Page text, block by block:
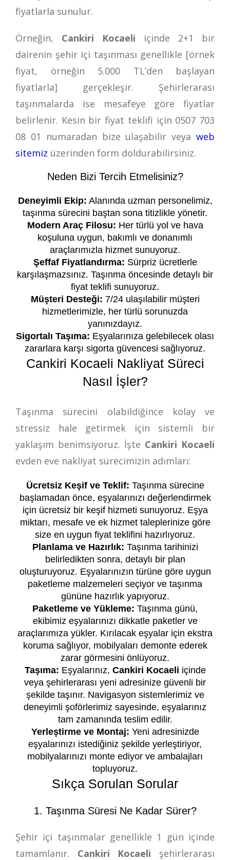
fiyatlarla sunulur.
Örneğin, Cankiri Kocaeli içinde 2+1 bir
dairenin şehir içi taşınması genellikle [örnek
fiyat, örneğin 5.000 TL’den başlayan
fiyatlarla] gerçekleşir. Şehirlerarası
taşınmalarda ise mesafeye göre fiyatlar
belirlenir. Kesin bir fiyat teklifi için 0507 703
08 01
numaradan bize ulaşabilir veyaweb
sitemiz üzerinden form doldurabilirsiniz.
Neden Bizi Tercih Etmelisiniz?
Deneyimli Ekip: Alanında uzman personelimiz,
taşınma sürecini baştan sona titizlikle yönetir.
Modern Araç Filosu: Her türlü yol ve hava
koşuluna uygun, bakımlı ve donanımlı
araçlarımızla hizmet sunuyoruz.
Şeffaf Fiyatlandırma: Sürpriz ücretlerle
karşılaşmazsınız. Taşınma öncesinde detaylı bir
fiyat teklifi sunuyoruz.
Müşteri Desteği: 7/24 ulaşılabilir müşteri
hizmetlerimizle, her türlü sorunuzda
yanınızdayız.
Sigortalı Taşıma: Eşyalarınıza gelebilecek olası
zararlara karşı sigorta güvencesi sağlıyoruz.
Cankiri Kocaeli Nakliyat Süreci
Nasıl İşler?
Taşınma sürecini olabildiğince kolay ve
stressiz hale getirmek için sistemli bir
yaklaşım benimsiyoruz. İşte Cankiri Kocaeli
evden eve nakliyat sürecimizin adımları:
Ücretsiz Keşif ve Teklif: Taşınma sürecine
başlamadan önce, eşyalarınızı değerlendirmek
için ücretsiz bir keşif hizmeti sunuyoruz. Eşya
miktarı, mesafe ve ek hizmet taleplerinize göre
size en uygun fiyat teklifini hazırlıyoruz.
Planlama ve Hazırlık: Taşınma tarihinizi
belirledikten sonra, detaylı bir plan
oluşturuyoruz. Eşyalarınızın türüne göre uygun
paketleme malzemeleri seçiyor ve taşınma
gününe hazırlık yapıyoruz.
Paketleme ve Yükleme: Taşınma günü,
ekibimiz eşyalarınızı dikkatle paketler ve
araçlarımıza yükler. Kırılacak eşyalar için ekstra
koruma sağlıyor, mobilyaları demonte ederek
zarar görmesini önlüyoruz.
Taşıma: Eşyalarınız, Cankiri Kocaeli içinde
veya şehirlerarası yeni adresinize güvenli bir
şekilde taşınır. Navigasyon sistemlerimiz ve
deneyimli şoförlerimiz sayesinde, eşyalarınız
tam zamanında teslim edilir.
Yerleştirme ve Montaj: Yeni adresinizde
eşyalarınızı istediğiniz şekilde yerleştiriyor,
mobilyalarınızı monte ediyor ve ambalajları
topluyoruz.
Sıkça Sorulan Sorular
1. Taşınma Süresi Ne Kadar Sürer?
Şehir içi taşınmalar genellikle 1 gün içinde
tamamlanır. Cankiri Kocaeli şehirlerarası